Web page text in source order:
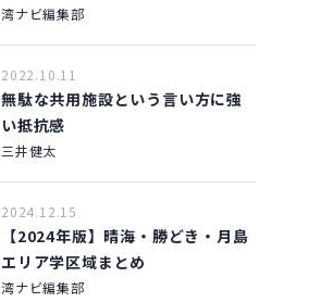
湾ナビ編集部
2022.10.11
無駄な共用施設という言い方に強
い抵抗感
三井健太
2024.12.15
【2024年版】晴海・勝どき・月島
エリア学区域まとめ
湾ナビ編集部